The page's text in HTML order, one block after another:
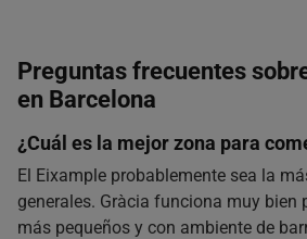
Preguntas frecuentes
en Barcelona
¿Cuál es la mejor zona para
El Eixample probablemente sea la
generales. Gràcia funciona muy bien
más pequeños y con ambiente de